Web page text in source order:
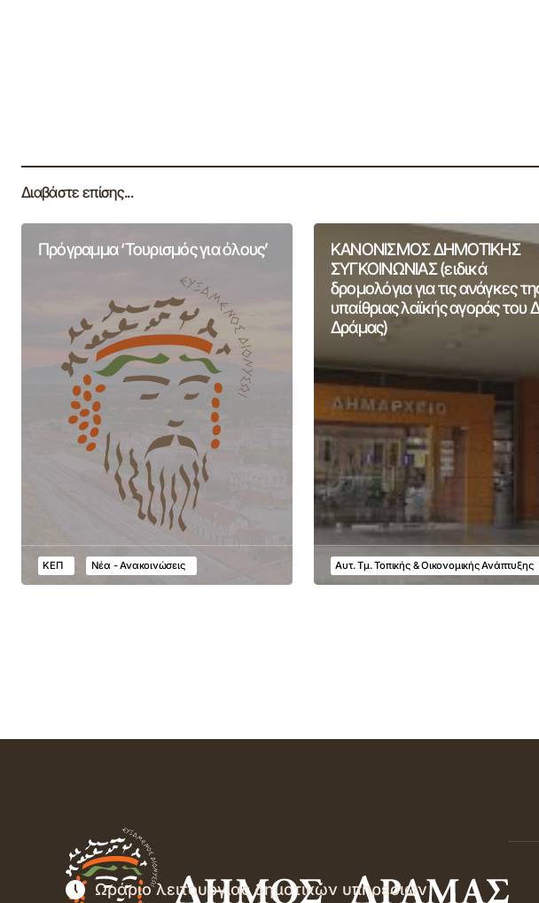
Διαβάστε επίσης...
Πρόγραμμα ‘Τουρισμός για όλους’
ΚΕΠ Νέα - Ανακοινώσεις
ΚΑΝΟΝΙΣΜΟΣ ΔΗΜΟΤΙΚΗΣ
ΣΥΓΚΟΙΝΩΝΙΑΣ (ειδικά
δρομολόγια για τις ανάγκες
υπαίθριας λαϊκής αγοράς του
Δράμας)
Αυτ. Τμ. Τοπικής & Οικονομικής Ανάπτυξης
Ωράριο λειτουργίας δημοτικών υπηρεσιών